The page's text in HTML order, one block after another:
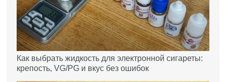
Как выбрать жидкость для электронной сигареты:
крепость, VG/PG и вкус без ошибок